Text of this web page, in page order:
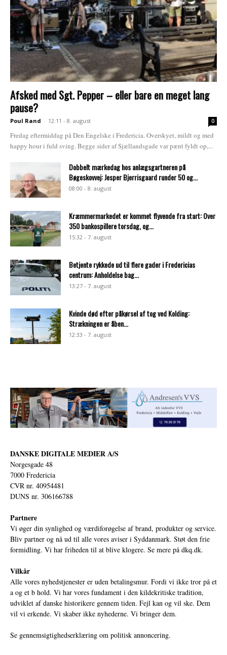
Afsked med Sgt. Pepper – eller bare en meget lang
pause?
Poul Rand - 12:11 - 8. august 0
Fredag eftermiddag på Den Engelske i Fredericia. Overskyet, mildt og med
happy hour i fuld sving. Begge sider af Sjællandsgade var pænt fyldt op,...
Dobbelt mærkedag hos anlægsgartneren på
Bøgeskovvej: Jesper Bjerrisgaard runder 50 og...
08:00 - 8. august
Kræmmermarkedet er kommet flyvende fra start: Over
350 bankospillere torsdag, og...
15:32 - 7. august
Betjente rykkede ud til flere gader i Fredericias
centrum: Anholdelse bag...
13:27 - 7. august
Kvinde død efter påkørsel af tog ved Kolding:
Strækningen er åben...
12:33 - 7. august
DANSKE DIGITALE MEDIER A/S
Norgesgade 48
7000 Fredericia
CVR nr. 40954481
DUNS nr. 306166788
Partnere
Vi øger din synlighed og værdiforøgelse af brand, produkter og service.
Bliv partner og nå ud til alle vores aviser i Syddanmark. Støt den frie
formidling. Vi har friheden til at blive klogere. Se mere på dkq.dk.
Vilkår
Alle vores nyhedstjenester er uden betalingsmur. Fordi vi ikke tror på et
a og et b hold. Vi har vores fundament i den kildekritiske tradition,
udviklet af danske historikere gennem tiden. Fejl kan og vil ske. Dem
vil vi erkende. Vi skaber ikke nyhederne. Vi bringer dem.
Se gennemsigtighedserklæring om politisk annoncering.